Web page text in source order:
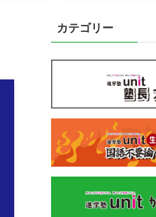
カテゴリー